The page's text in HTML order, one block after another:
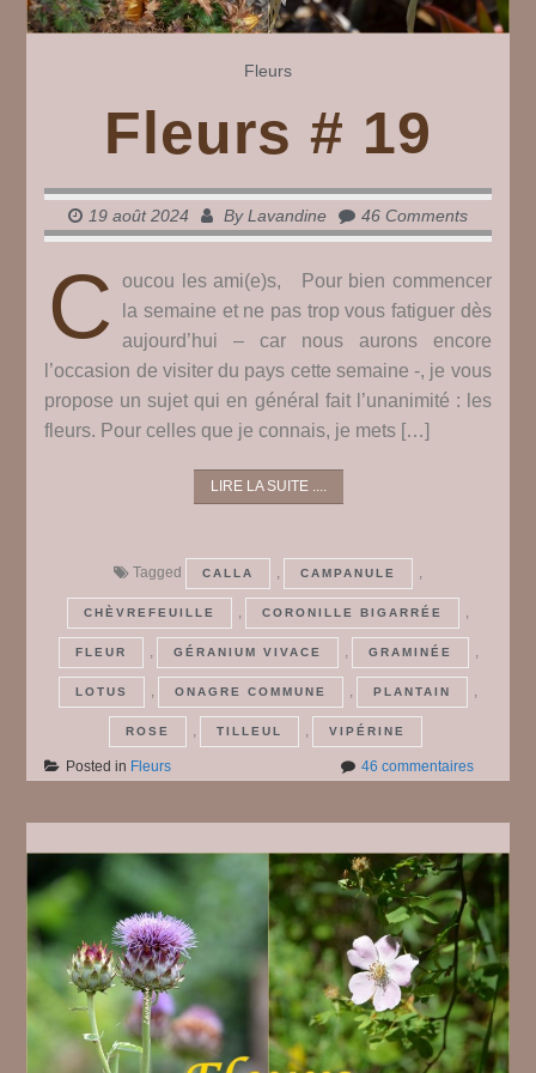
Fleurs
Fleurs # 19
19 août 2024 ByLavandine 46 Comments
C
oucou les ami(e)s, Pour bien commencer
la semaine et ne pas trop vous fatiguer dès
aujourd’hui – car nous aurons encore
l’occasion de visiter du pays cette semaine -, je vous
propose un sujet qui en général fait l’unanimité : les
fleurs. Pour celles que je connais, je mets […]
LIRE LA SUITE ....
Tagged CALLA , CAMPANULE ,
CHÈVREFEUILLE , CORONILLE BIGARRÉE ,
FLEUR , GÉRANIUM VIVACE , GRAMINÉE ,
LOTUS , ONAGRE COMMUNE , PLANTAIN ,
ROSE , TILLEUL , VIPÉRINE
Posted in Fleurs 46 commentairessur